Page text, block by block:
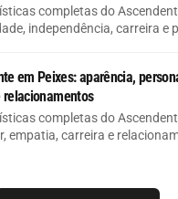
completas do
independência, carreira e
em Peixes: aparência,
relacionamentos
completas do
empatia, carreira e